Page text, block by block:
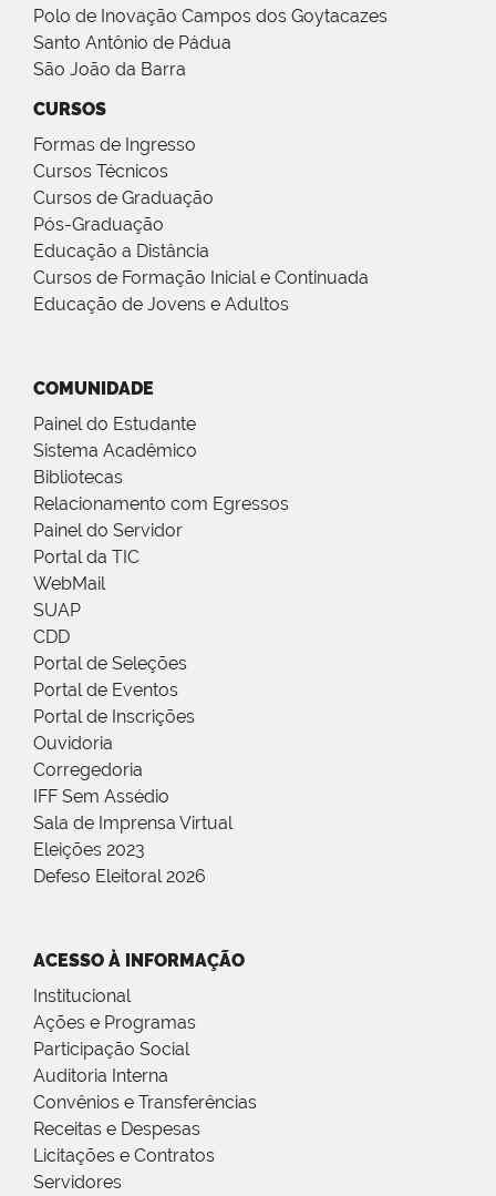
Polo de Inovação Campos dos Goytacazes
Santo Antônio de Pádua
São João da Barra
CURSOS
Formas de Ingresso
Cursos Técnicos
Cursos de Graduação
Pós-Graduação
Educação a Distância
Cursos de Formação Inicial e Continuada
Educação de Jovens e Adultos
COMUNIDADE
Painel do Estudante
Sistema Acadêmico
Bibliotecas
Relacionamento com Egressos
Painel do Servidor
Portal da TIC
WebMail
SUAP
CDD
Portal de Seleções
Portal de Eventos
Portal de Inscrições
Ouvidoria
Corregedoria
IFF Sem Assédio
Sala de Imprensa Virtual
Eleições 2023
Defeso Eleitoral 2026
ACESSO À INFORMAÇÃO
Institucional
Ações e Programas
Participação Social
Auditoria Interna
Convênios e Transferências
Receitas e Despesas
Licitações e Contratos
Servidores